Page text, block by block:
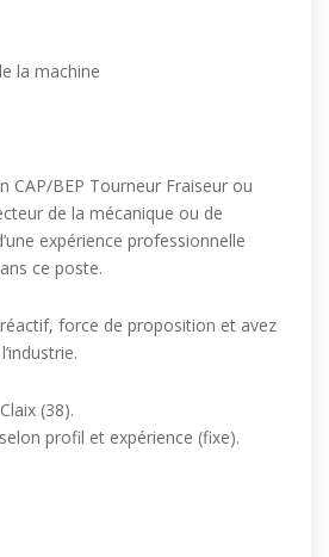
la machine
CAP/BEP Tourneur Fraiseur ou
de la mécanique ou de
expérience professionnelle
ce poste.
force de proposition et avez
(38).
profil et expérience (fixe).